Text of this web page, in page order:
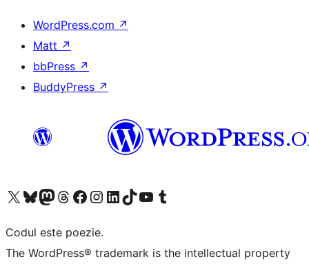
WordPress.com ↗
Matt ↗
bbPress ↗
BuddyPress ↗
Mergi la contul nostru X (fost Twitter)
Vizitează contul nostru Bluesky
Vizitează contul nostru Mastodon
Vizitează contul nostru Threads
Vizitează pagina noastră Facebook
Vizitează-ne pe Instagram
Vizitează-ne pe LinkedIn
Vizitează contul nostru TikTok
Vizitează canalul nostru YouTube
Vizitează contul nostru Tumblr
Codul este poezie.
The WordPress® trademark is the intellectual property